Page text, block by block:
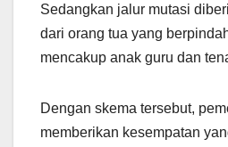
Sedangkan jalur mutasi
dari orang tua yang
mencakup anak guru dan
Dengan skema tersebut,
memberikan kesempatan